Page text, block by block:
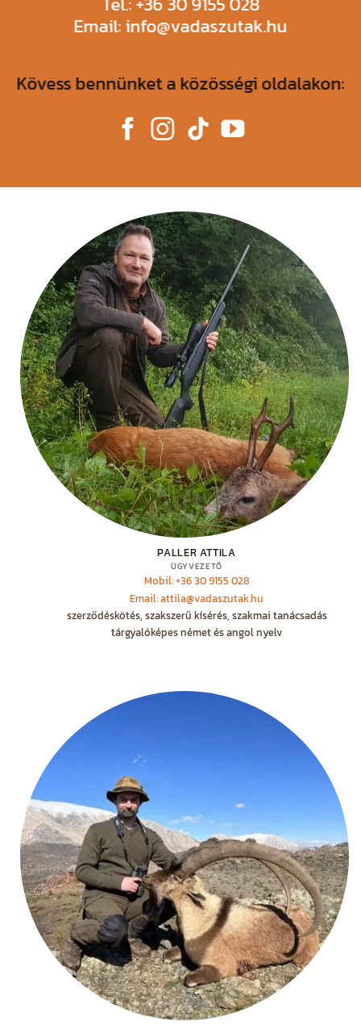
Email: info@vadaszutak.hu
Kövess bennünket a közösségi oldalakon:
PALLER ATTILA
ÜGYVEZETŐ
Mobil: +36 30 9155 028
Email: attila@vadaszutak.hu
szerződéskötés, szakszerű kísérés, szakmai tanácsadás
tárgyalóképes német és angol nyelv